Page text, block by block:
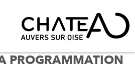
PROGRAMMATION